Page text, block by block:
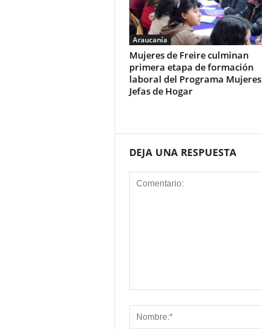
Araucanía
Mujeres de Freire culminan
primera etapa de formación
laboral del Programa Mujeres
Jefas de Hogar
DEJA UNA RESPUESTA